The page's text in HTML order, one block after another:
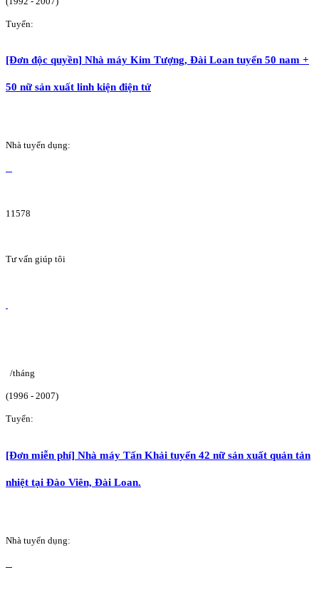
Tuyển:
[Đơn độc quyền] Nhà máy Kim Tượng, Đài Loan tuyển 50 nam +
50 nữ sản xuất linh kiện điện tử
Nhà tuyển dụng:
11578
Tư vấn giúp tôi
/tháng
(1996 - 2007)
Tuyển:
[Đơn miễn phí] Nhà máy Tấn Khải tuyển 42 nữ sản xuất quản tản
nhiệt tại Đào Viên, Đài Loan.
Nhà tuyển dụng: